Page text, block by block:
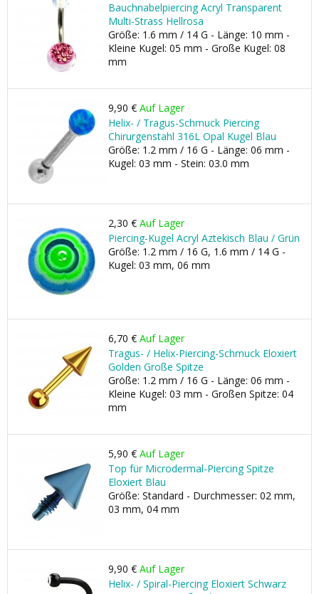
Bauchnabelpiercing Acryl Transparent
Multi-Strass Hellrosa
Größe: 1.6 mm / 14 G - Länge: 10 mm -
Kleine Kugel: 05 mm - Große Kugel: 08
mm
9,90 € Auf Lager
Helix- / Tragus-Schmuck Piercing
Chirurgenstahl 316L Opal Kugel Blau
Größe: 1.2 mm / 16 G - Länge: 06 mm -
Kugel: 03 mm - Stein: 03.0 mm
2,30 € Auf Lager
Piercing-Kugel Acryl Aztekisch Blau / Grün
Größe: 1.2 mm / 16 G, 1.6 mm / 14 G -
Kugel: 03 mm, 06 mm
6,70 € Auf Lager
Tragus- / Helix-Piercing-Schmuck Eloxiert
Golden Große Spitze
Größe: 1.2 mm / 16 G - Länge: 06 mm -
Kleine Kugel: 03 mm - Großen Spitze: 04
mm
5,90 € Auf Lager
Top für Microdermal-Piercing Spitze
Eloxiert Blau
Größe: Standard - Durchmesser: 02 mm,
03 mm, 04 mm
9,90 € Auf Lager
Helix- / Spiral-Piercing Eloxiert Schwarz